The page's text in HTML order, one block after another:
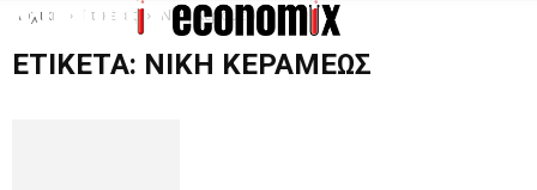
Αρχική Ετικέτες Νίκη Κεραμέως
ΕΤΙΚΈΤΑ: ΝΊΚΗ ΚΕΡΑΜΈΩΣ